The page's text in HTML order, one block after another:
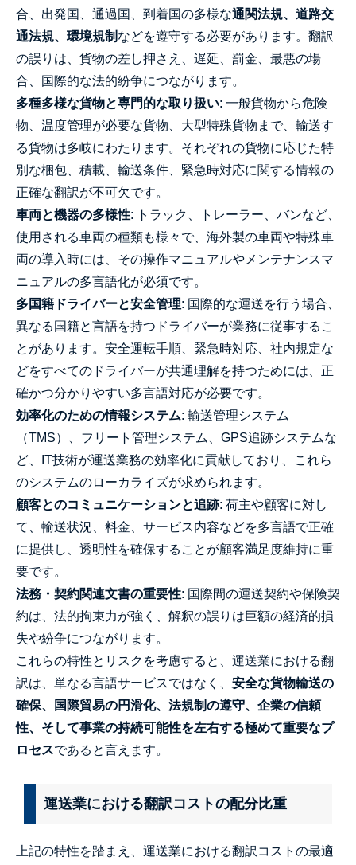
合、出発国、通過国、到着国の多様な通関法規、道路交
通法規、環境規制 などを遵守する必要があります。翻訳
の誤りは、貨物の差し押さえ、遅延、罰金、最悪の場
合、国際的な法的紛争につながります。
多種多様な貨物と専門的な取り扱い: 一般貨物から危険
物、温度管理が必要な貨物、大型特殊貨物まで、輸送す
る貨物は多岐にわたります。それぞれの貨物に応じた特
別な梱包、積載、輸送条件、緊急時対応に関する情報の
正確な翻訳が不可欠です。
車両と機器の多様性: トラック、トレーラー、バンなど、
使用される車両の種類も様々で、海外製の車両や特殊車
両の導入時には、その操作マニュアルやメンテナンスマ
ニュアルの多言語化が必須です。
多国籍ドライバーと安全管理: 国際的な運送を行う場合、
異なる国籍と言語を持つドライバーが業務に従事するこ
とがあります。安全運転手順、緊急時対応、社内規定な
どをすべてのドライバーが共通理解を持つためには、正
確かつ分かりやすい多言語対応が必要です。
効率化のための情報システム: 輸送管理システム
（TMS）、フリート管理システム、GPS追跡システムな
ど、IT技術が運送業務の効率化に貢献しており、これら
のシステムのローカライズが求められます。
顧客とのコミュニケーションと追跡: 荷主や顧客に対し
て、輸送状況、料金、サービス内容などを多言語で正確
に提供し、透明性を確保することが顧客満足度維持に重
要です。
法務・契約関連文書の重要性: 国際間の運送契約や保険契
約は、法的拘束力が強く、解釈の誤りは巨額の経済的損
失や紛争につながります。
これらの特性とリスクを考慮すると、運送業における翻
訳は、単なる言語サービスではなく、 安全な貨物輸送の
確保、国際貿易の円滑化、法規制の遵守、企業の信頼
性、そして事業の持続可能性を左右する極めて重要なプ
ロセスであると言えます。
運送業における翻訳コストの配分比重
上記の特性を踏まえ、運送業における翻訳コストの最適